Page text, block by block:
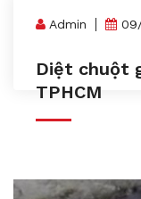
Admin
Diệt chuột
TPHCM